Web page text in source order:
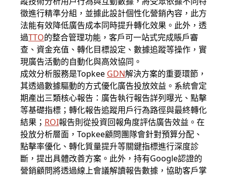
徵進行精準分組，並據此設計個性化營銷內容，此方
法能有效降低廣告成本同時提升轉化效果。此外，透
過TTO的整合管理功能，客戶可一站式完成賬戶審
查、資金充值、轉化目標設定、數據追蹤等操作，實
現廣告活動的自動化與高效協同。
成效分析服務是Topkee GDN解決方案的重要環節，
其透過數據驅動的方式優化廣告投放效益。系統會定
期產出三類核心報告：廣告執行報告詳列曝光、點擊
等基礎指標；轉化報告追蹤用戶行為路徑與最終轉化
結果； ROI報告則從投資回報角度評估廣告效益。在
投放分析層面，Topkee顧問團隊會針對預算分配、
點擊率優化、轉化質量提升等關鍵指標進行深度診
斷，提出具體改善方案。此外，持有Google認證的
營銷顧問將透過線上會議解讀報告數據，協助客戶掌